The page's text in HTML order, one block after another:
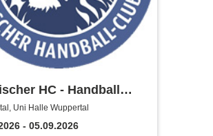
HC - Handball
Saison 2026/27
Uni Halle Wuppertal
- 05.09.2026